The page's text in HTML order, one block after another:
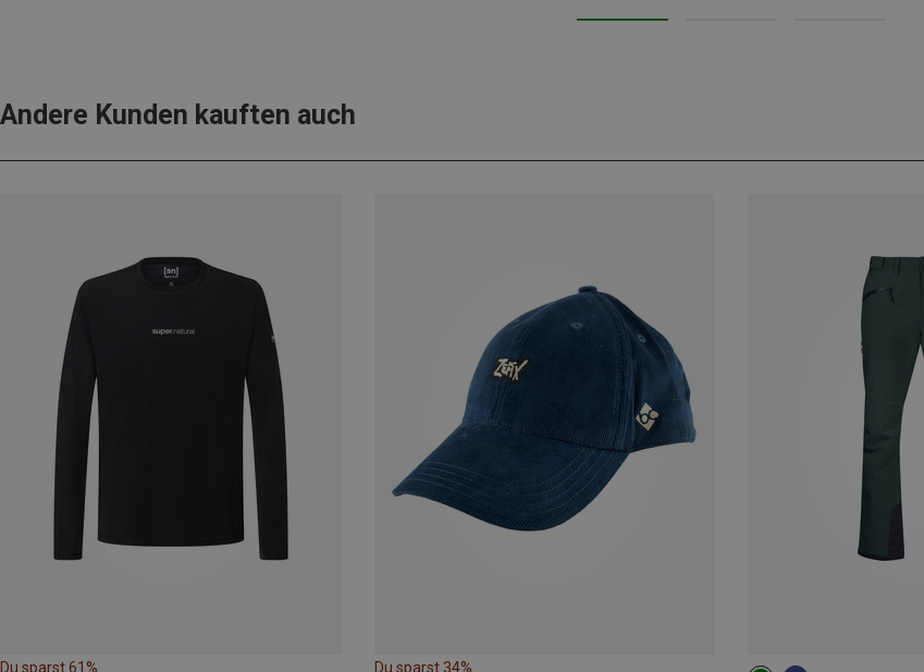
Andere Kunden kauften auch
Du sparst 61% Du sparst 34%